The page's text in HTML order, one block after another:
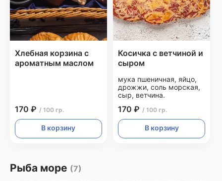
Хлебная корзина с
ароматным маслом
170 ₽ / 100 гр.
В корзину
Косичка с ветчиной и
сыром
мука пшеничная, яйцо,
дрожжи, соль морская,
сыр, ветчина.
170 ₽ / 100 гр.
В корзину
Рыба море (7)